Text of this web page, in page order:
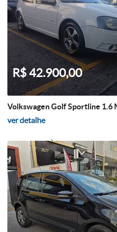
R$ 42.900,00
Volkswagen Golf Sportline 1.6
ver detalhe